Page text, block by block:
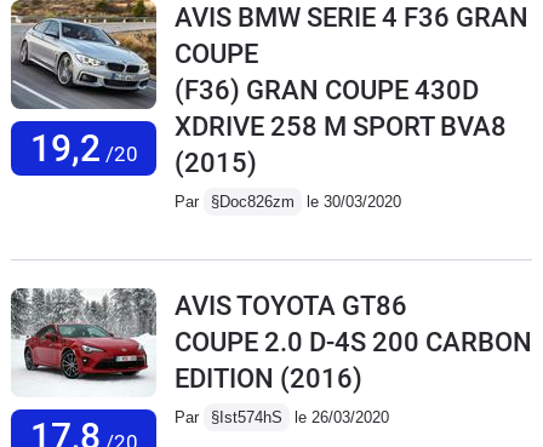
19,2 /20
AVIS BMW SERIE 4 F36 GRAN
COUPE
(F36) GRAN COUPE 430D
XDRIVE 258 M SPORT BVA8
(2015)
Par §Doc826zm le 30/03/2020
17,8 /20
AVIS TOYOTA GT86
COUPE 2.0 D-4S 200 CARBON
EDITION (2016)
Par §Ist574hS le 26/03/2020